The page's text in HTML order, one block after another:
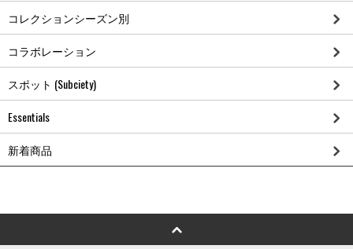
コレクションシーズン別
コラボレーション
スポット (Subciety)
Essentials
新着商品